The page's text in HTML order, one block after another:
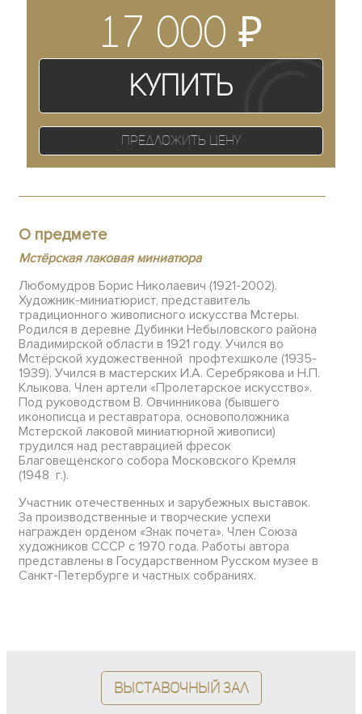
17 000₽
Купить
Предложить цену
О предмете
Мстёрская лаковая миниатюра
Любомудров Борис Николаевич (1921-2002).
Художник-миниатюрист, представитель
традиционного живописного искусства Мстеры.
Родился в деревне Дубинки Небыловского района
Владимирской области в 1921 году. Учился во
Мстёрской художественной профтехшколе (1935-
1939). Учился в мастерских И.А. Серебрякова и Н.П.
Клыкова. Член артели «Пролетарское искусство».
Под руководством В. Овчинникова (бывшего
иконописца и реставратора, основоположника
Мстерской лаковой миниатюрной живописи)
трудился над реставрацией фресок
Благовещенского собора Московского Кремля
(1948 г.).
Участник отечественных и зарубежных выставок.
За производственные и творческие успехи
награжден орденом «Знак почета». Член Союза
художников СССР с 1970 года. Работы автора
представлены в Государственном Русском музее в
Санкт-Петербурге и частных собраниях.
Выставочный зал